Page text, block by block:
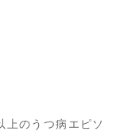
上のうつ病エピソ